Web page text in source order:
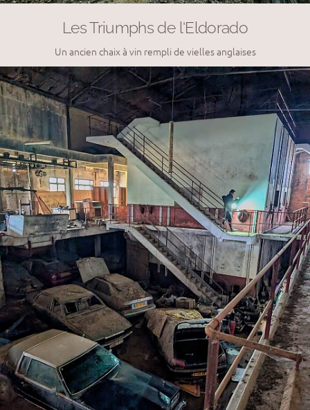
Les Triumphs de l'Eldorado
Un ancien chaix à vin rempli de vielles anglaises